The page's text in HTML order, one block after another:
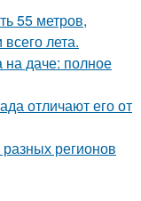
55 метров,
лета.
на даче: полное
отличают его от
регионов